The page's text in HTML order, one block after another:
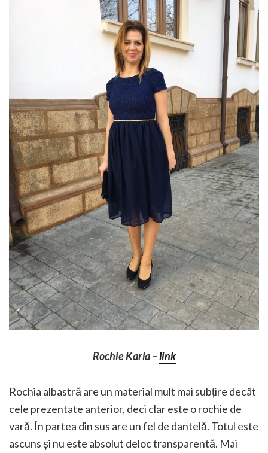
Rochie Karla –link
Rochia albastră are un material mult mai subțire decât
cele prezentate anterior, deci clar este o rochie de
vară. În partea din sus are un fel de dantelă. Totul este
ascuns și nu este absolut deloc transparentă. Mai